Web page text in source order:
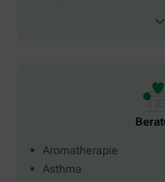
Aromatherapie
Asthma